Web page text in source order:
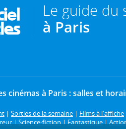
Le guide du
à Paris
cinémas à Paris : salles et
| Sorties de la semaine | Films à l'affiche
|Science-fiction|Fantastique|